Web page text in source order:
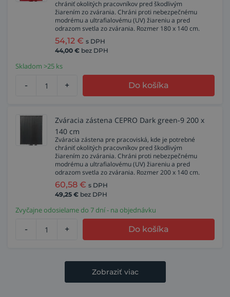
chrániť okolitých pracovníkov pred škodlivým
žiarením zo zvárania. Chráni proti nebezpečnému
modrému a ultrafialovému (UV) žiareniu a pred
odrazom svetla zo zvárania. Rozmer 180 x 140 cm.
54,12 € s DPH
44,00 € bez DPH
Skladom >25 ks
- + Do košíka
Zváracia zástena CEPRO Dark green-9 200 x
140 cm
Zváracia zástena pre pracoviská, kde je potrebné
chrániť okolitých pracovníkov pred škodlivým
žiarením zo zvárania. Chráni proti nebezpečnému
modrému a ultrafialovému (UV) žiareniu a pred
odrazom svetla zo zvárania. Rozmer 200 x 140 cm.
60,58 € s DPH
49,25 € bez DPH
Zvyčajne odosielame do 7 dní - na objednávku
- + Do košíka
Zobraziť viac